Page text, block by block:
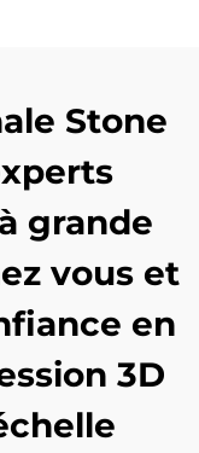
Stone
grande
vous et
en
3D